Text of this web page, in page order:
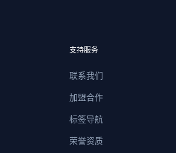
支持服务
联系我们
加盟合作
标签导航
荣誉资质